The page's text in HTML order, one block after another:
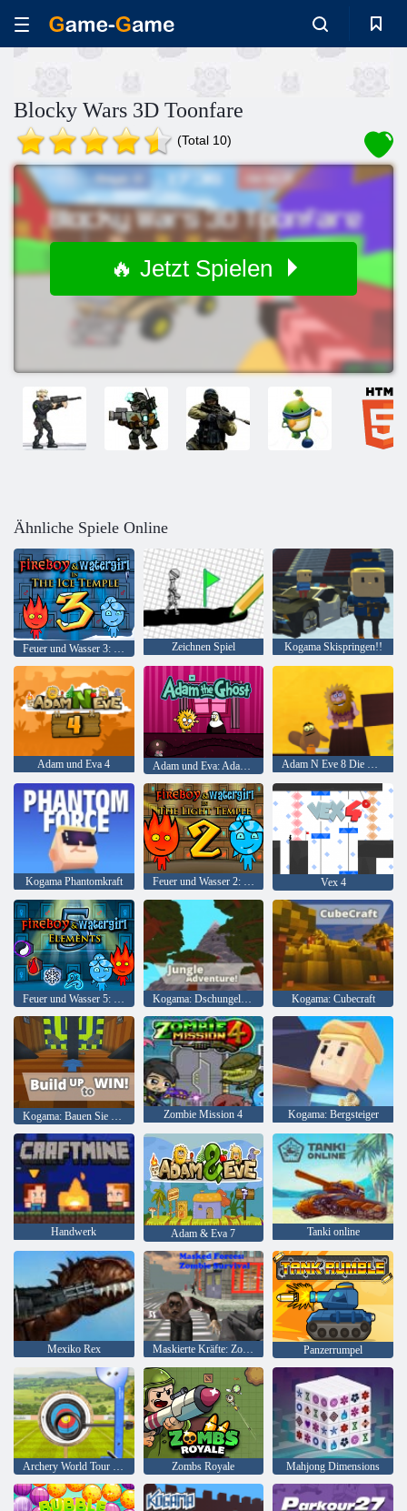
Blocky Wars 3D Toonfare
(Total 10)
🔥 Jetzt Spielen
Ähnliche Spiele Online
Feuer und Wasser 3: Der Eistempel Zeichnen Spiel Kogama Skispringen!!
Adam und Eva 4 Adam und Eva: Adam der Geist Adam N Eve 8 Die Liebesquest
Kogama Phantomkraft Feuer und Wasser 2: Lichttempel Vex 4
Feuer und Wasser 5: Elemente Kogama: Dschungelabenteuer Kogama: Cubecraft
Zombie Mission 4 Kogama: Bergsteiger
Handwerk Adam & Eva 7 Tanki online
Mexiko Rex Maskierte Kräfte: Zombie-Überleben Panzerrumpel
Archery World Tour - Highscore Bogenschießen 3D Zombs Royale Mahjong Dimensions